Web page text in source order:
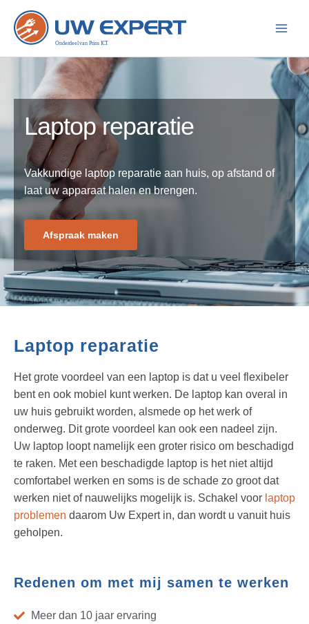
naar
inhoud
Laptop reparatie
Vakkundige laptop reparatie aan huis, op afstand of
laat uw apparaat halen en brengen.
Afspraak maken
Laptop reparatie
Het grote voordeel van een laptop is dat u veel flexibeler
bent en ook mobiel kunt werken. De laptop kan overal in
uw huis gebruikt worden, alsmede op het werk of
onderweg. Dit grote voordeel kan ook een nadeel zijn.
Uw laptop loopt namelijk een groter risico om beschadigd
te raken. Met een beschadigde laptop is het niet altijd
comfortabel werken en soms is de schade zo groot dat
werken niet of nauwelijks mogelijk is. Schakel voor laptop
problemen daarom Uw Expert in, dan wordt u vanuit huis
geholpen.
Redenen om met mij samen te werken
Meer dan 10 jaar ervaring